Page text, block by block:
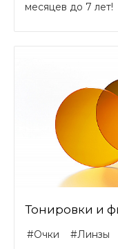
месяцев до 7 лет!
Тонировки и
#Очки #Линзы